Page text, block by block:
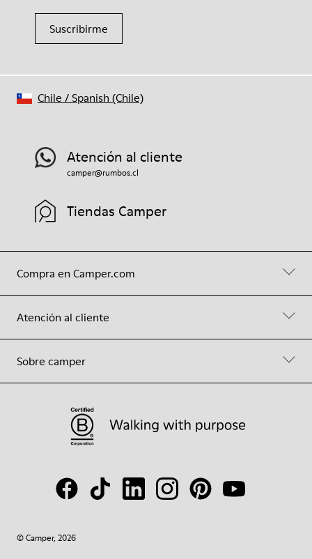
Suscribirme
Compra en Camper.com
Atención al cliente
Sobre camper
Atención al cliente
camper@rumbos.cl
Tiendas Camper
© Camper, 2026
Chile /Spanish (Chile)